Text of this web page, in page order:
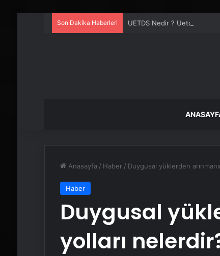
Son Dakika Haberleri UETDS Nedir ? Uetds.com İle
Anasayfa / Haber / Duygusal yüklerden
Haber
Duygusal
yolları